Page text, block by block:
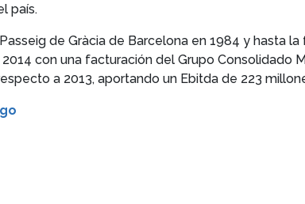
país.
de Gràcia de Barcelona en 1984 y hasta
con una facturación del Grupo Consolidado
a 2013, aportando un Ebitda de 223